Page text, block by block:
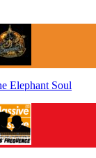
Elephant Soul